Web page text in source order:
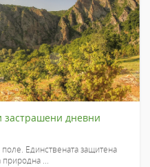
застрашени дневни
Единствената защитена
...